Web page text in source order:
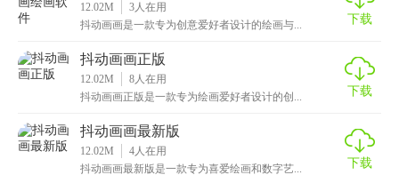
4. 学习资源：提供丰富的教程和案例，帮助用户快速提升绘
画和动画制作技能。
【抖动画画绘画中文版玩法】
1. 绘画创作：选择画笔工具，在画布上自由绘制，利用图层
功能进行细节调整。
12.02M 3人在用
抖动画画是一款专为创意爱好者设计的绘画与...
下载
抖动画画正版
12.02M 8人在用
抖动画画正版是一款专为绘画爱好者设计的创...
下载
抖动画画最新版
12.02M 4人在用
抖动画画最新版是一款专为喜爱绘画和数字艺...
下载